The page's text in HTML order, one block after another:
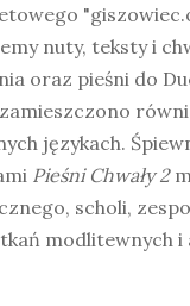
nuty, teksty i
oraz pieśni do
językach.
Pieśni Chwały 2
scholi,
modlitewnych i